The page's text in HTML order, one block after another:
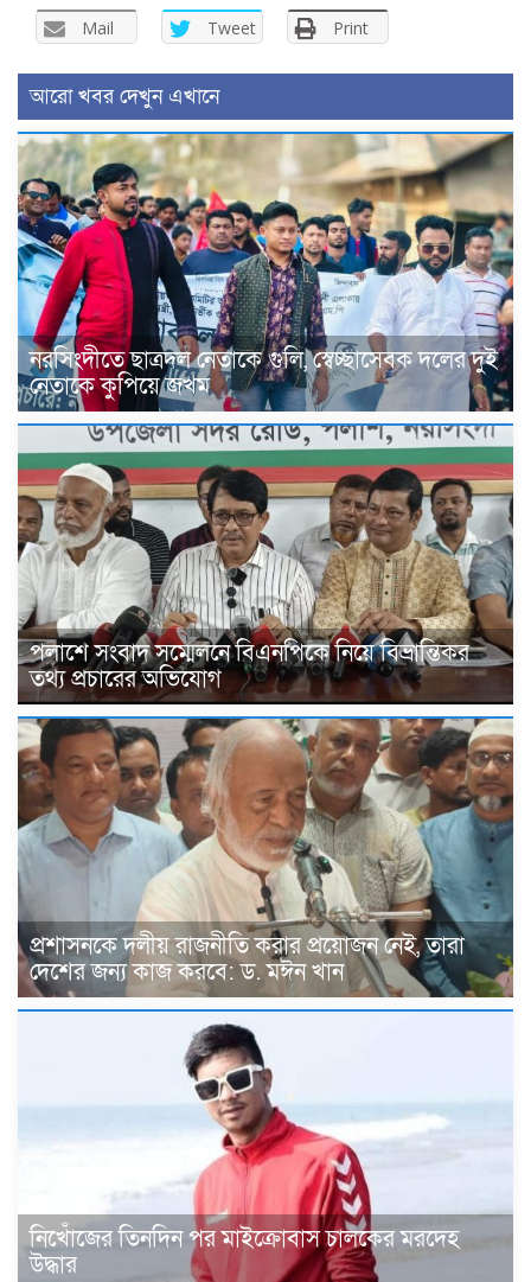
Mail Tweet Print
আরো খবর দেখুন এখানে
নরসিংদীতে ছাত্রদল নেতাকে গুলি, স্বেচ্ছাসেবক দলের দুই
নেতাকে কুপিয়ে জখম
পলাশে সংবাদ সম্মেলনে বিএনপিকে নিয়ে বিভ্রান্তিকর
তথ্য প্রচারের অভিযোগ
প্রশাসনকে দলীয় রাজনীতি করার প্রয়োজন নেই, তারা
দেশের জন্য কাজ করবে: ড. মঈন খান
নিখোঁজের তিনদিন পর মাইক্রোবাস চালকের মরদেহ
উদ্ধার